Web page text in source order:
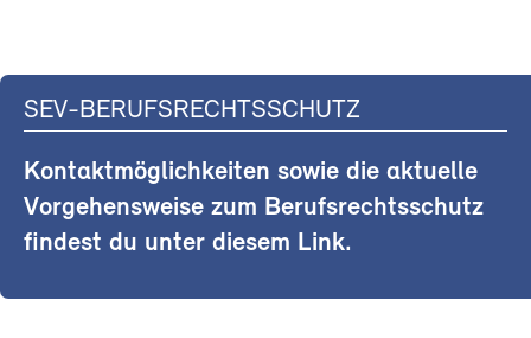
SEV-BERUFSRECHTSSCHUTZ
Kontaktmöglichkeiten sowie die aktuelle
Vorgehensweise zum Berufsrechtsschutz
findest du unter diesem Link.